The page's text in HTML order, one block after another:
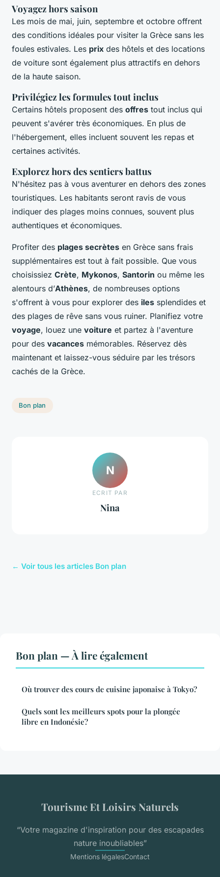
Voyagez hors saison
Les mois de mai, juin, septembre et octobre offrent
des conditions idéales pour visiter la Grèce sans les
foules estivales. Les prix des hôtels et des locations
de voiture sont également plus attractifs en dehors
de la haute saison.
Privilégiez les formules tout inclus
Certains hôtels proposent des offres tout inclus qui
peuvent s'avérer très économiques. En plus de
l'hébergement, elles incluent souvent les repas et
certaines activités.
Explorez hors des sentiers battus
N'hésitez pas à vous aventurer en dehors des zones
touristiques. Les habitants seront ravis de vous
indiquer des plages moins connues, souvent plus
authentiques et économiques.
Profiter des plages secrètes en Grèce sans frais
supplémentaires est tout à fait possible. Que vous
choisissiez Crète, Mykonos, Santorin ou même les
alentours d’Athènes, de nombreuses options
s'offrent à vous pour explorer des iles splendides et
des plages de rêve sans vous ruiner. Planifiez votre
voyage, louez une voiture et partez à l'aventure
pour des vacances mémorables. Réservez dès
maintenant et laissez-vous séduire par les trésors
cachés de la Grèce.
Bon plan
N
ECRIT PAR
Nina
← Voir tous les articles Bon plan
Bon plan — À lire également
Où trouver des cours de cuisine japonaise à Tokyo?
Quels sont les meilleurs spots pour la plongée
libre en Indonésie?
Tourisme Et Loisirs Naturels
“Votre magazine d'inspiration pour des escapades
nature inoubliables”
Mentions légalesContact